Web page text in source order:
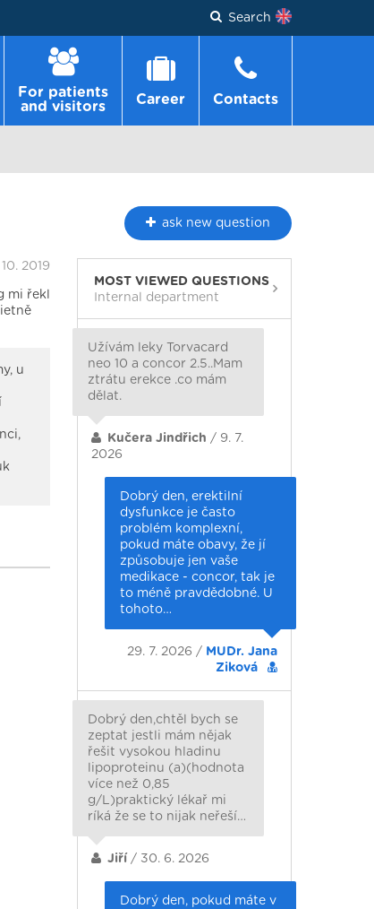
Search
For patients
and visitors
Career Contacts
ask new question
10. 2019
mi řekl
u
MOST VIEWED QUESTIONS
Internal department
Užívám leky Torvacard
neo 10 a concor 2.5..Mam
ztrátu erekce .co mám
dělat.
Kučera Jindřich / 9. 7.
2026
Dobrý den, erektilní
dysfunkce je často
problém komplexní,
pokud máte obavy, že jí
způsobuje jen vaše
medikace - concor, tak je
to méně pravdědobné. U
tohoto…
29. 7. 2026 / MUDr. Jana
Ziková
Dobrý den,chtěl bych se
zeptat jestli mám nějak
řešit vysokou hladinu
lipoproteinu (a)(hodnota
více než 0,85
g/L)praktický lékař mi
ríká že se to nijak neřeší…
Jiří / 30. 6. 2026
Dobrý den, pokud máte v